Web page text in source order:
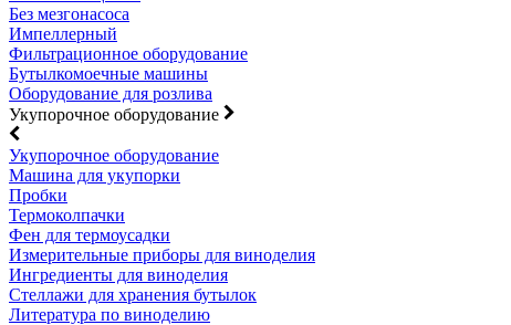
Без мезгонасоса
Импеллерный
Фильтрационное оборудование
Бутылкомоечные машины
Оборудование для розлива
Укупорочное оборудование
Укупорочное оборудование
Машина для укупорки
Пробки
Термоколпачки
Фен для термоусадки
Измерительные приборы для виноделия
Ингредиенты для виноделия
Стеллажи для хранения бутылок
Литература по виноделию